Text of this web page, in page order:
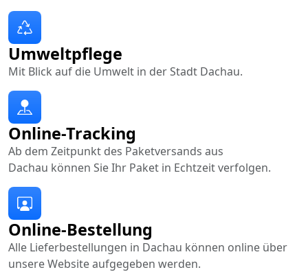
Online-Bestellung
Alle Lieferbestellungen in Dachau können online über
unsere Website aufgegeben werden.
Online-Tracking
Ab dem Zeitpunkt des Paketversands aus
Dachau können Sie Ihr Paket in Echtzeit verfolgen.
Umweltpflege
Mit Blick auf die Umwelt in der Stadt Dachau.